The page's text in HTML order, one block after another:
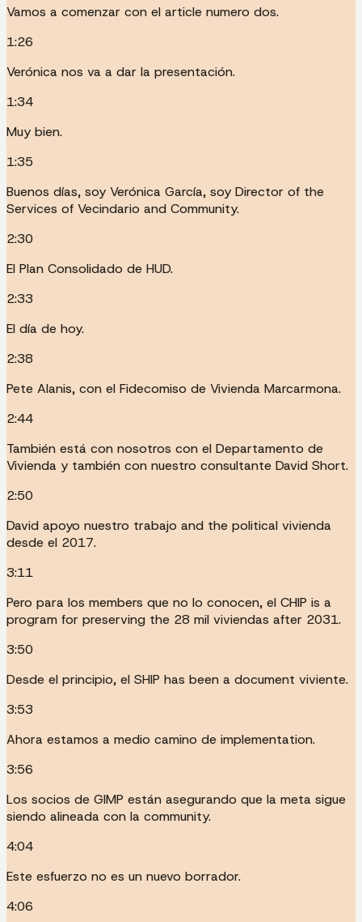
Vamos a comenzar con el article numero dos.
1:26
Verónica nos va a dar la presentación.
1:34
Muy bien.
1:35
Buenos días, soy Verónica García, soy Director of the
Services of Vecindario and Community.
2:30
El Plan Consolidado de HUD.
2:33
El día de hoy.
2:38
Pete Alanis, con el Fidecomiso de Vivienda Marcarmona.
2:44
También está con nosotros con el Departamento de
Vivienda y también con nuestro consultante David Short.
2:50
David apoyo nuestro trabajo and the political vivienda
desde el 2017.
3:11
Pero para los members que no lo conocen, el CHIP is a
program for preserving the 28 mil viviendas after 2031.
3:50
Desde el principio, el SHIP has been a document viviente.
3:53
Ahora estamos a medio camino de implementation.
3:56
Los socios de GIMP están asegurando que la meta sigue
siendo alineada con la community.
4:04
Este esfuerzo no es un nuevo borrador.
4:06